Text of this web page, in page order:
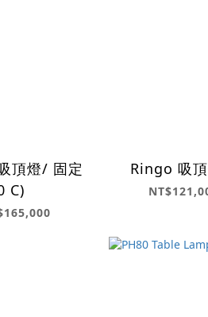
頂燈/ 固定
C)
Ringo 吸頂